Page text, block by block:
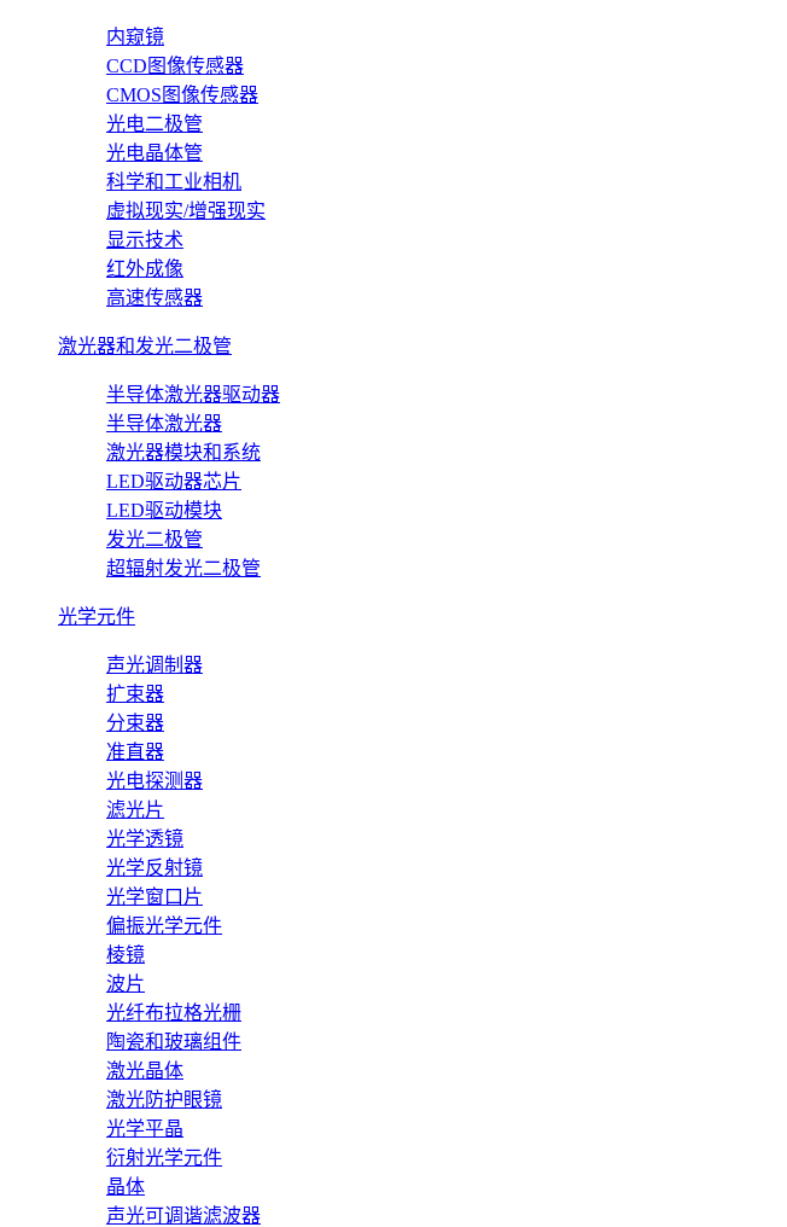
内窥镜
CCD图像传感器
CMOS图像传感器
光电二极管
光电晶体管
科学和工业相机
虚拟现实/增强现实
显示技术
红外成像
高速传感器
激光器和发光二极管
半导体激光器驱动器
半导体激光器
激光器模块和系统
LED驱动器芯片
LED驱动模块
发光二极管
超辐射发光二极管
光学元件
声光调制器
扩束器
分束器
准直器
光电探测器
滤光片
光学透镜
光学反射镜
光学窗口片
偏振光学元件
棱镜
波片
光纤布拉格光栅
陶瓷和玻璃组件
激光晶体
激光防护眼镜
光学平晶
衍射光学元件
晶体
声光可调谐滤波器